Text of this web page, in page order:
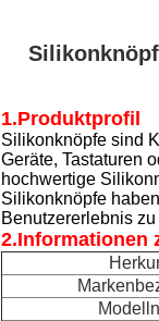
1.Produktprofil
Silikonknöpfe sind
Geräte, Tastaturen
hochwertige
Silikonknöpfe
Benutzererlebnis zu
2.Informationen